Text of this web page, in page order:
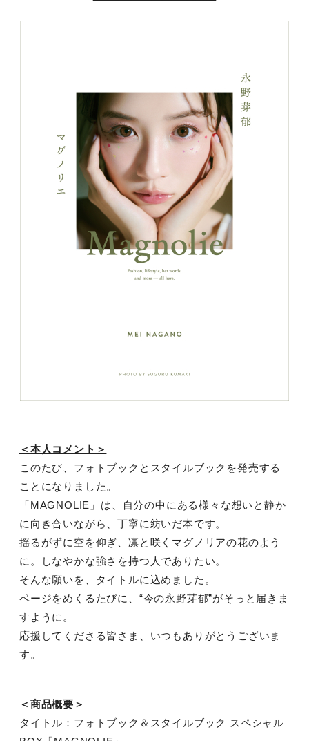
＜本人コメント＞
このたび、フォトブックとスタイルブックを発売する
ことになりました。
「MAGNOLIE」は、自分の中にある様々な想いと静か
に向き合いながら、丁寧に紡いだ本です。
揺るがずに空を仰ぎ、凛と咲くマグノリアの花のよう
に。しなやかな強さを持つ人でありたい。
そんな願いを、タイトルに込めました。
ページをめくるたびに、“今の永野芽郁”がそっと届きま
すように。
応援してくださる皆さま、いつもありがとうございま
す。
＜商品概要＞
タイトル：フォトブック＆スタイルブック スペシャル